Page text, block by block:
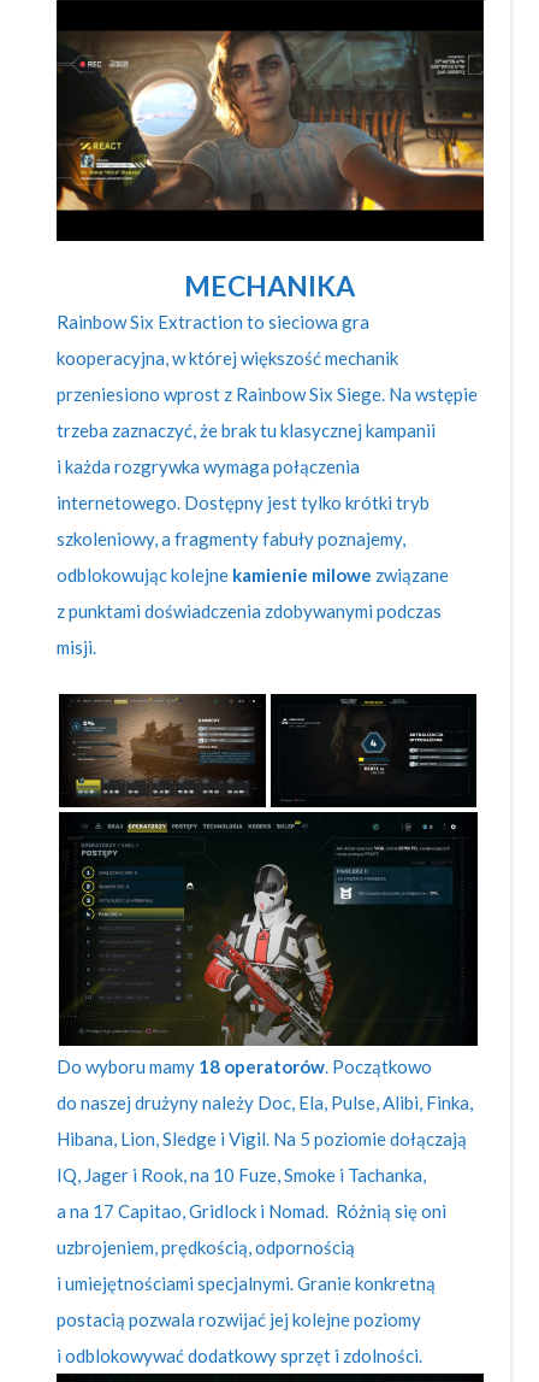
MECHANIKA
Rainbow Six Extraction to sieciowa gra
kooperacyjna, w której większość mechanik
przeniesiono wprost z Rainbow Six Siege. Na wstępie
trzeba zaznaczyć, że brak tu klasycznej kampanii
i każda rozgrywka wymaga połączenia
internetowego. Dostępny jest tylko krótki tryb
szkoleniowy, a fragmenty fabuły poznajemy,
odblokowując kolejne kamienie milowe związane
z punktami doświadczenia zdobywanymi podczas
misji.
Do wyboru mamy 18 operatorów. Początkowo
do naszej drużyny należy Doc, Ela, Pulse, Alibi, Finka,
Hibana, Lion, Sledge i Vigil. Na 5 poziomie dołączają
IQ, Jager i Rook, na 10 Fuze, Smoke i Tachanka,
a na 17 Capitao, Gridlock i Nomad. Różnią się oni
uzbrojeniem, prędkością, odpornością
i umiejętnościami specjalnymi. Granie konkretną
postacią pozwala rozwijać jej kolejne poziomy
i odblokowywać dodatkowy sprzęt i zdolności.